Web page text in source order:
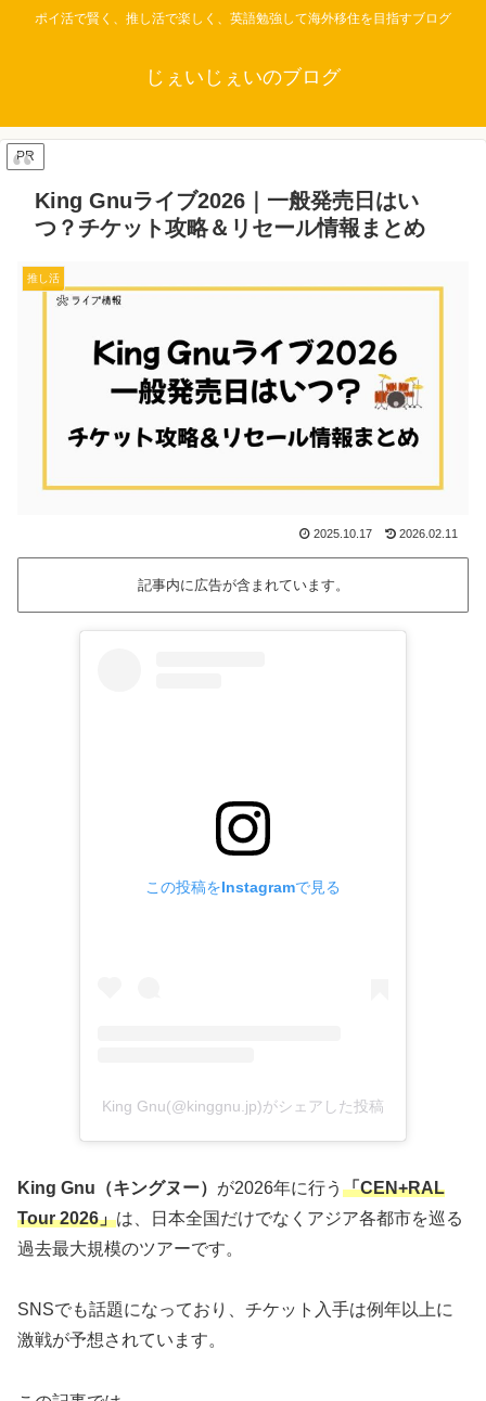
ポイ活で賢く、推し活で楽しく、英語勉強して海外移住を目指すブログ
じぇいじぇいのブログ
PR
King Gnuライブ2026｜一般発売日はい
つ？チケット攻略＆リセール情報まとめ
推し活
2025.10.17 2026.02.11
記事内に広告が含まれています。
この投稿をInstagramで見る
King Gnu(@kinggnu.jp)がシェアした投稿
King Gnu（キングヌー） が2026年に行う 「CEN+RAL
Tour 2026」は、日本全国だけでなくアジア各都市を巡る
過去最大規模のツアーです。
SNSでも話題になっており、チケット入手は例年以上に
激戦が予想されています。